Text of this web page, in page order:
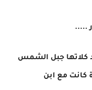
.....
كلاتها جبل الشمس
كانت مع ابن